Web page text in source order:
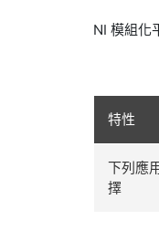
NI 模組化
特性
下列應
擇